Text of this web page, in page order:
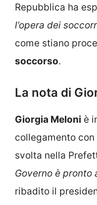
Repubblica ha
l’opera dei
come stiano
soccorso.
La nota di
Giorgia Meloni è
collegamento
svolta nella
Governo è pronto
ribadito il